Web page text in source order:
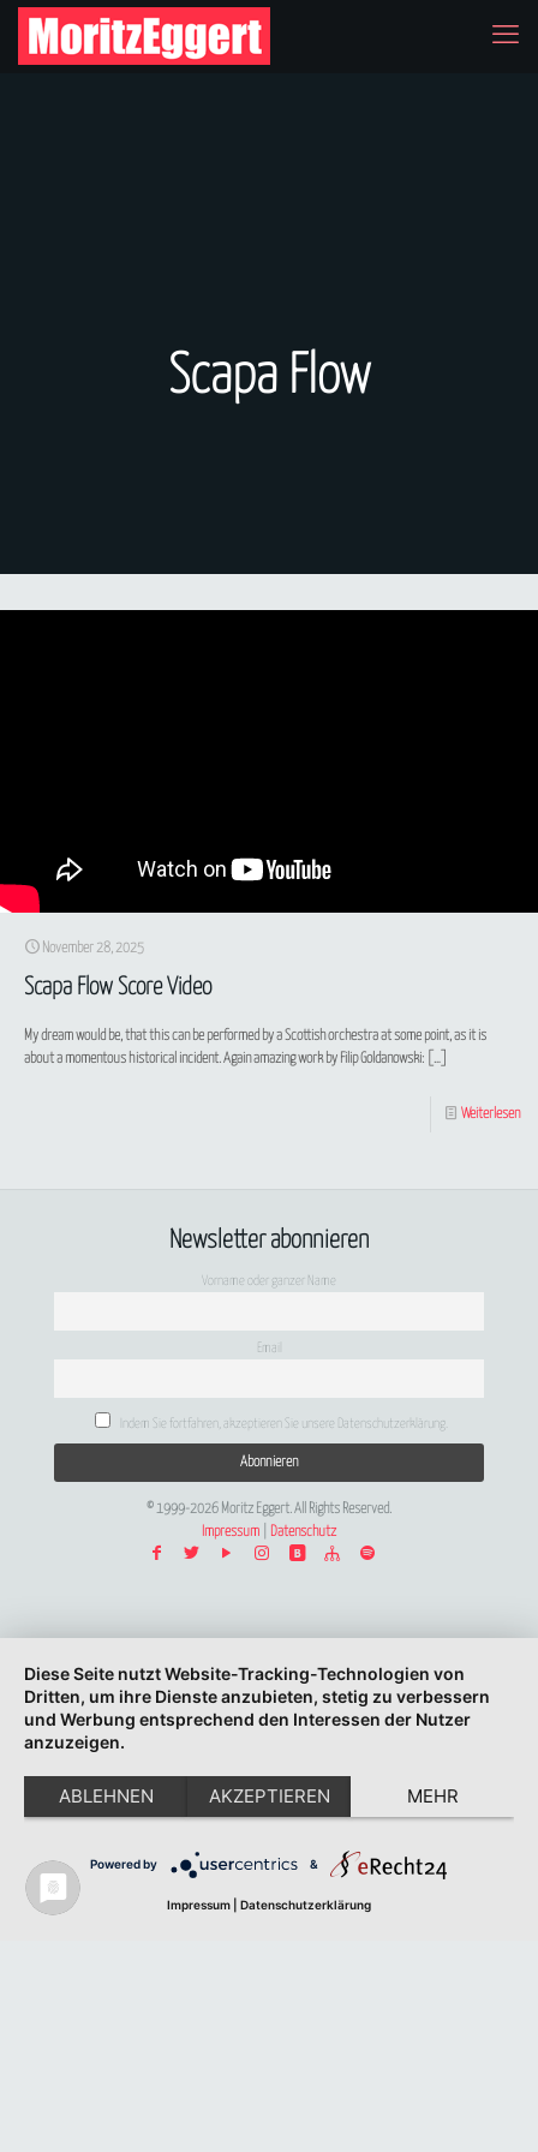
Scapa Flow
November 28, 2025
Scapa Flow Score Video
My dream would be, that this can be performed by a Scottish orchestra at some point, as it is
about a momentous historical incident. Again amazing work by Filip Goldanowski: […]
Weiterlesen
Newsletter abonnieren
Vorname oder ganzer Name
Email
Indem Sie fortfahren, akzeptieren Sie unsere Datenschutzerklärung.
© 1999-2026 Moritz Eggert. All Rights Reserved.
Impressum
Datenschutz
Diese Seite nutzt Website-Tracking-Technologien von
Dritten, um ihre Dienste anzubieten, stetig zu verbessern
und Werbung entsprechend den Interessen der Nutzer
anzuzeigen.
ABLEHNEN AKZEPTIEREN MEHR
Powered by &
Impressum Datenschutzerklärung